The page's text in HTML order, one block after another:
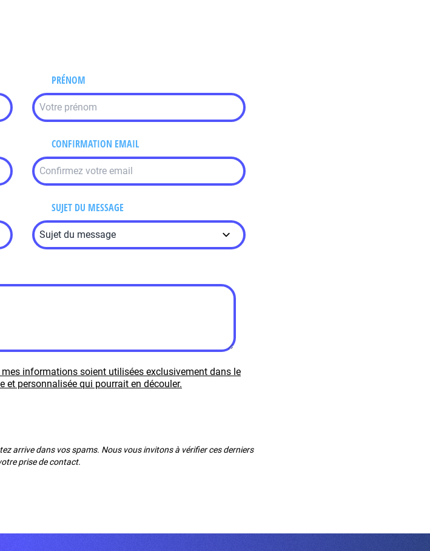
PRÉNOM
CONFIRMATION EMAIL
SUJET DU MESSAGE
informations soient utilisées exclusivement dans le
et personnalisée qui pourrait en découler.
arrive dans vos spams. Nous vous invitons à vérifier ces derniers
prise de contact.